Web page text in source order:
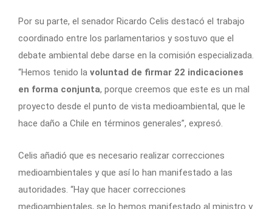
Por su parte, el senador Ricardo Celis destacó el trabajo
coordinado entre los parlamentarios y sostuvo que el
debate ambiental debe darse en la comisión especializada.
“Hemos tenido la voluntad de firmar 22 indicaciones
en forma conjunta, porque creemos que este es un mal
proyecto desde el punto de vista medioambiental, que le
hace daño a Chile en términos generales”, expresó.
Celis añadió que es necesario realizar correcciones
medioambientales y que así lo han manifestado a las
autoridades. “Hay que hacer correcciones
medioambientales, se lo hemos manifestado al ministro y